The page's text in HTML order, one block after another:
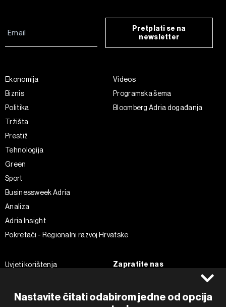
Nastavite čitati odabirom jedne od opcija
Pretplati se na
newsletter
Ekonomija
Biznis
Politika
Tržišta
Prestiž
Tehnologija
Green
Sport
Businessweek Adria
Analiza
Adria Insight
Pokretači - Regionalni razvoj Hrvatske
Videos
Programska šema
Bloomberg Adria događanja
Uvjeti korištenja
Politika kolačića
Zapratite nas
Instagram